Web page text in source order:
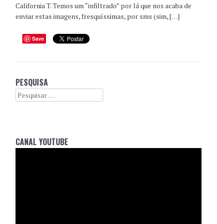
California T. Temos um “infiltrado” por lá que nos acaba de
enviar estas imagens, fresquíssimas, por sms (sim, […]
Save
PESQUISA
Search
CANAL YOUTUBE